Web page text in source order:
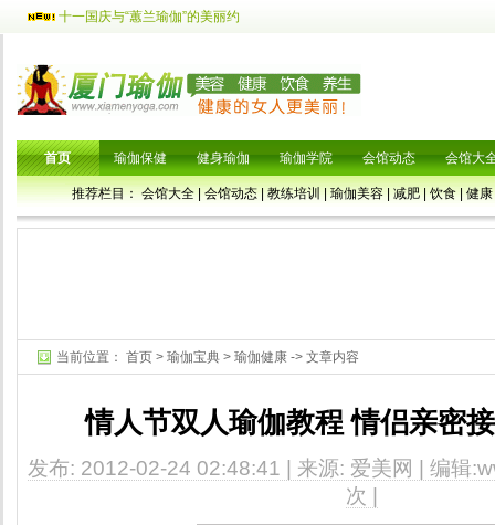
十一国庆与“蕙兰瑜伽”的美丽约
首页
推荐栏目：会馆大全|会馆动态|教练培训|瑜伽美容|减肥|饮食|健康
瑜伽保健 健身瑜伽 瑜伽学院 会馆动态 会馆大
当前位置： 首页 > 瑜伽宝典 > 瑜伽健康 -> 文章内容
情人节双人瑜伽教程 情侣亲密
发布: 2012-02-24 02:48:41 | 来源: 爱美网 | 编辑
次 |